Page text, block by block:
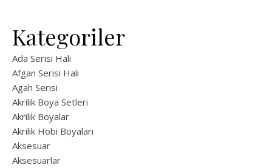
Kategoriler
Ada Serisi Halı
Afgan Serisi Halı
Agah Serisi
Akrilik Boya Setleri
Akrilik Boyalar
Akrilik Hobi Boyaları
Aksesuar
Aksesuarlar